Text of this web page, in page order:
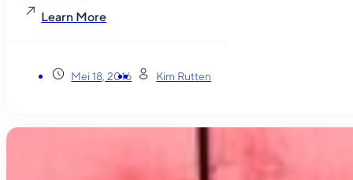
Learn More
Mei 18, 2016 Kim Rutten